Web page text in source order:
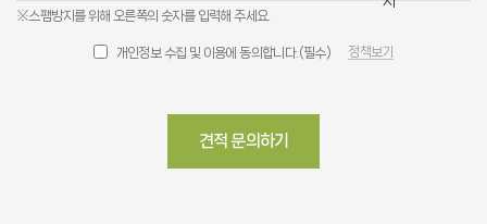
※스팸방지를 위해 오른쪽의 숫자를 입력해 주세요.
개인정보 수집 및 이용에 동의합니다.(필수) 정책보기
견적 문의하기